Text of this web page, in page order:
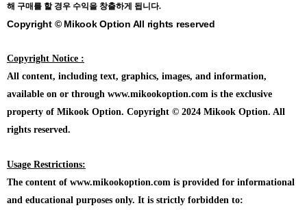
해 구매를 할 경우 수익을 창출하게 됩니다.
Copyright © Mikook Option All rights reserved
Copyright Notice :
All content, including text, graphics, images, and information,
available on or through www.mikookoption.com is the exclusive
property of Mikook Option. Copyright © 2024 Mikook Option. All
rights reserved.
Usage Restrictions:
The content of www.mikookoption.com is provided for informational
and educational purposes only. It is strictly forbidden to: